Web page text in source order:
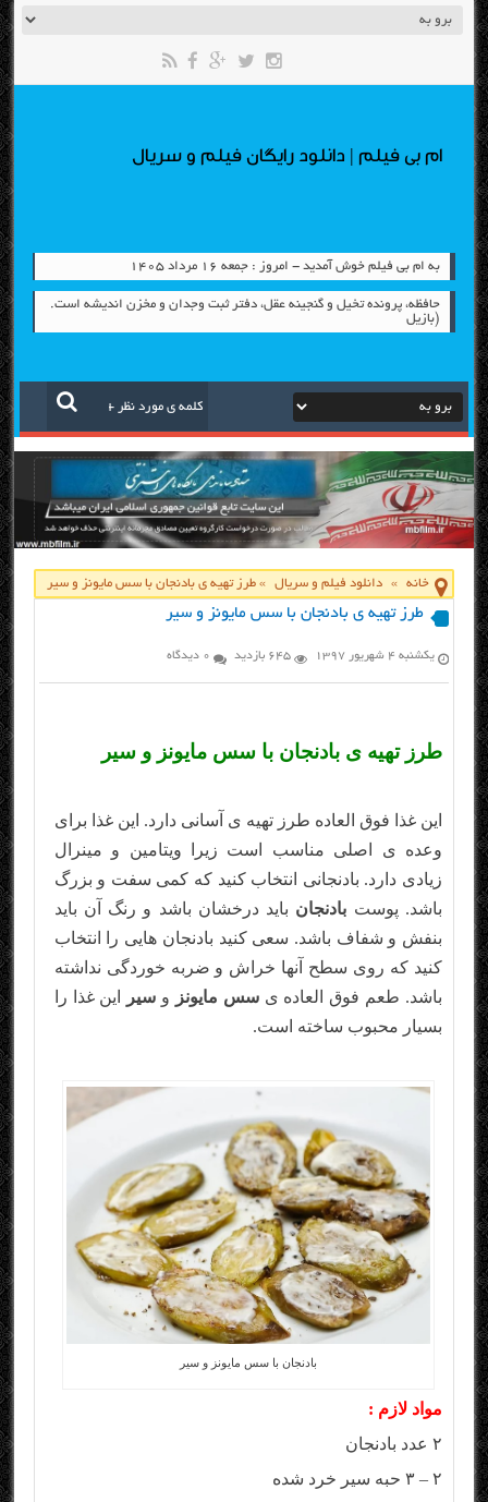
ام بی فیلم | دانلود رایگان فیلم و سریال
به ام بی فیلم خوش آمدید - امروز : جمعه ۱۶ مرداد ۱۴۰۵
حافظه، پرونده تخيل و گنجينه عقل، دفتر ثبت وجدان و مخزن انديشه است.
(بازيل
خانه » دانلود فیلم و سریال »طرز تهیه ی بادنجان با سس مایونز و سیر
طرز تهیه ی بادنجان با سس مایونز و سیر
یکشنبه ۴ شهریور ۱۳۹۷ 645 بازدید 0 دیدگاه
طرز تهیه ی بادنجان با سس مایونز و سیر
این غذا فوق العاده طرز تهیه ی آسانی دارد. این غذا برای
وعده ی اصلی مناسب است زیرا ویتامین و مینرال
زیادی دارد. بادنجانی انتخاب کنید که کمی سفت و بزرگ
باشد. پوست بادنجان باید درخشان باشد و رنگ آن باید
بنفش و شفاف باشد. سعی کنید بادنجان هایی را انتخاب
کنید که روی سطح آنها خراش و ضربه خوردگی نداشته
باشد. طعم فوق العاده یسس مایونز و سیر
این غذا را
بسیار محبوب ساخته است.
بادنجان با سس مایونز و سیر
مواد لازم :
۲ عدد بادنجان
۲ – ۳ حبه سیر خرد شده